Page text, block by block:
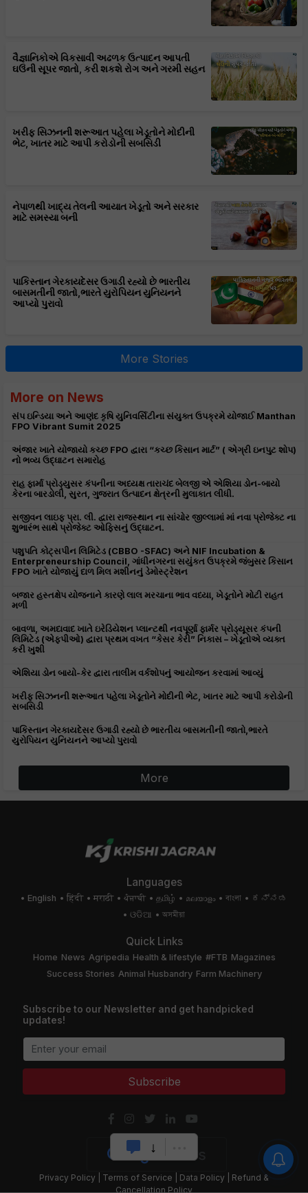
વૈજ્ઞાનિકોએ વિકસાવી અઢળક ઉત્પાદન આપતી
ઘઉંની સૂપર જાતો, કરી શકશે રોગ અને ગરમી સહન
ખરીફ સિઝનની શરૂઆત પહેલા ખેડૂતોને મોદીની
ભેટ, ખાતર માટે આપી કરોડોની સબસિડી
નેપાળથી ખાદ્ય તેલની આયાત ખેડૂતો અને સરકાર
માટે સમસ્યા બની
પાકિસ્તાન ગેરકાયદેસર ઉગાડી રહ્યો છે ભારતીય
બાસમતીની જાતો,ભારતે યુરોપિયન યુનિયનને
આપ્યો પુરાવો
More Stories
More on News
સંપ ઇન્ડિયા અને આણંદ કૃષિ યુનિવર્સિટીના સંયુક્ત ઉપક્રમે યોજાઈ Manthan
FPO Vibrant Sumit 2025
અંજાર ખાતે યોજાયો કચ્છ FPO દ્વારા “કચ્છ કિસાન માર્ટ” ( એગ્રી ઇનપુટ શોપ)
નો ભવ્ય ઉદ્ઘાટન સમારોહ
રાહ ફાર્મા પ્રોડ્યુસર કંપનીના અધ્યક્ષ તારાચંદ બેલજી એ એશિયા ડોન-બાયો
કેરના બારડોલી, સુરત, ગુજરાત ઉત્પાદન ક્ષેત્રની મુલાકાત લીધી.
સજીવન લાઇફ પ્રા. લી. દ્વારા રાજસ્થાન ના સાંચોર જીલ્લામાં માં નવા પ્રોજેક્ટ ના
શુભારંભ સાથે પ્રોજેક્ટ ઓફિસનું ઉદ્ઘાટન.
પશુપતિ કોટ્સપીન લિમિટેડ (CBBO -SFAC) અને NIF Incubation &
Enterpreneurship Council, ગાંધીનગરના સયુંકત ઉપક્રમે જંબુસર કિસાન
FPO ખાતે યોજાયું દાળ મિલ મશીનનું ડેમોસ્ટ્રેશન
બજાર હસ્તક્ષેપ યોજનાને કારણે લાલ મરચાના ભાવ વધ્યા, ખેડૂતોને મોટી રાહત
મળી
બાવળા, અમદાવાદ ખાતે ઇરેડિયેશન પ્લાન્ટથી નવપૂર્ણા ફાર્મર પ્રોડ્યૂસર કંપની
લિમિટેડ (એફપીઓ) દ્વારા પ્રથમ વખત “કેસર કેરી” નિકાસ – ખેડૂતોએ વ્યક્ત
કરી ખુશી
એશિયા ડોન બાયો-કેર દ્વારા તાલીમ વર્કશોપનું આયોજન કરવામાં આવ્યું
ખરીફ સિઝનની શરૂઆત પહેલા ખેડૂતોને મોદીની ભેટ, ખાતર માટે આપી કરોડોની
સબસિડી
પાકિસ્તાન ગેરકાયદેસર ઉગાડી રહ્યો છે ભારતીય બાસમતીની જાતો,ભારતે
યુરોપિયન યુનિયનને આપ્યો પુરાવો
More
Languages
English हिंदी मराठी ਪੰਜਾਬੀ தமிழ் മലയാളം বাংলা
ಕನ್ನಡ
ଓଡିଆ
অসমীয়া
Quick Links
Home News Agripedia Health & lifestyle #FTB Magazines
Success Stories Animal Husbandry Farm Machinery
Subscribe to our Newsletter and get handpicked
updates!
Subscribe
Privacy Policy Terms of Service Data Policy
Refund &
Cancellation Policy